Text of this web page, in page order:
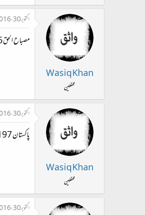
Wasiq Khan
محفلین
اکتوبر 30، 2016
مصباح الحق 36 اور سرفراز احمد 22 رنز پر کھیل رہیں ہیں۔۔۔۔
Wasiq Khan
محفلین
اکتوبر 30، 2016
پاکستان 197 رنز 4 کھلاڑی آوٹ۔۔۔
اکتوبر 30، 2016